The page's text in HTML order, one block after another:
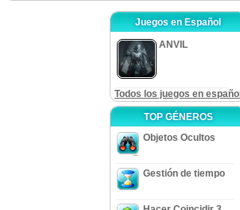
Juegos en Español
ANVIL
Todos los juegos en español
TOP GÉNEROS
Objetos Ocultos
Gestión de tiempo